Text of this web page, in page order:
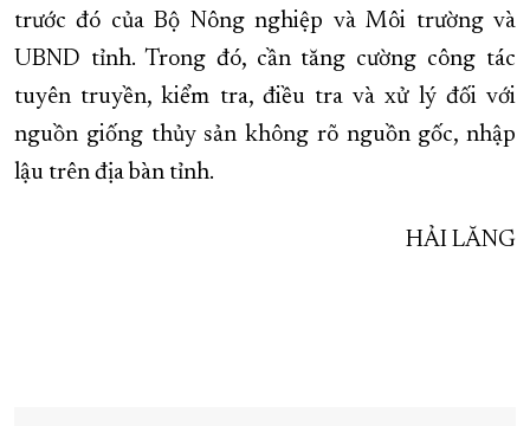
trước đó của Bộ Nông nghiệp và Môi trường và
UBND tỉnh. Trong đó, cần tăng cường công tác
tuyên truyền, kiểm tra, điều tra và xử lý đối với
nguồn giống thủy sản không rõ nguồn gốc, nhập
lậu trên địa bàn tỉnh.
HẢI LĂNG